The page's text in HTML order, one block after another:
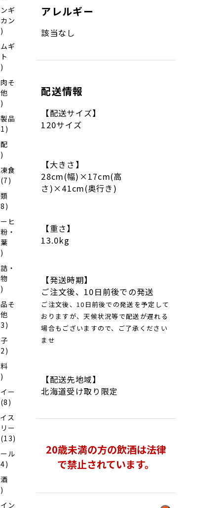
ギ
ン
ギ
そ
品
食
ヒ
・
・
そ
ー
ス
ー
ル
ン
アレルギー
該当なし
配送情報
【配送サイズ】
120サイズ
【大きさ】
28cm(幅)×17cm(高
さ)×41cm(奥行き)
【重さ】
13.0kg
【発送時期】
ご注文後、10日前後での発送
ご注文後、10日前後での発送を予定して
おりますが、天候状況等で配送が遅れる
場合もございますので、ご了承ください
ませ
【配送先地域】
北海道受け取り限定
20歳未満の方の飲酒は法律
で禁止されています。